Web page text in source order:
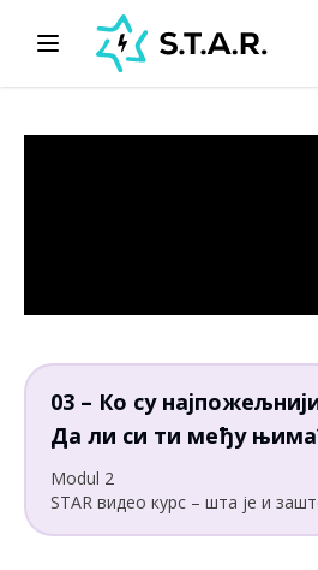
03 – Ко су
Да ли си ти међу
Modul 2
STAR видео курс – шта је и